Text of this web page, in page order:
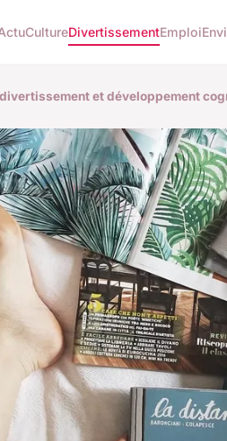
CultureDivertissementEmploi
et développement